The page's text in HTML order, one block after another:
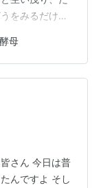
をみるだけだ
して、雑談も
え、今日は雨が
まって。あっ
そんな最中、
ですか。 昔食
母
さん 今日は普
んですよ そし